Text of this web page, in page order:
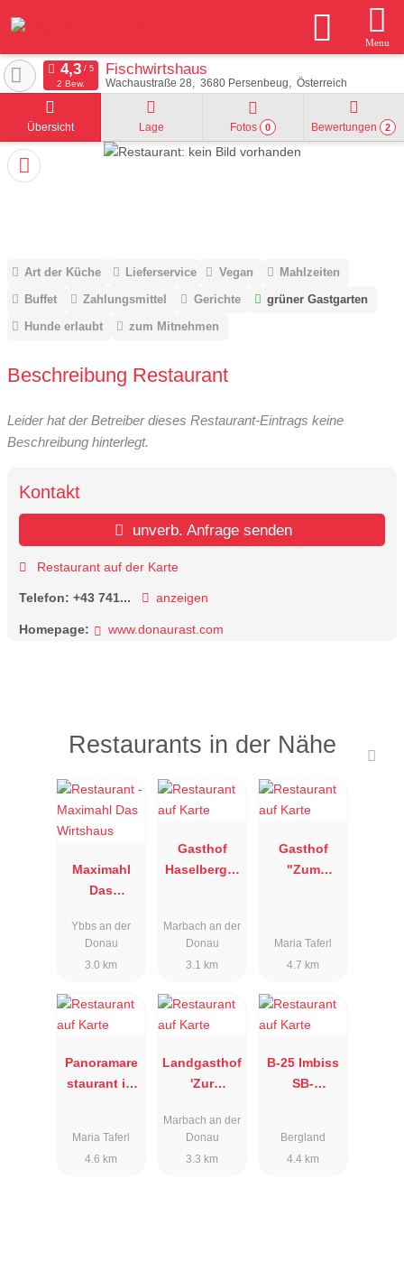
Menu
Fischwirtshaus
Wachaustraße 28 3680 Persenbeug Österreich
2 Bew.
Übersicht Lage Fotos 0 Bewertungen 2
Art der Küche Lieferservice Vegan
Mahlzeiten
Buffet
Zahlungsmittel Gerichte
grüner Gastgarten
Hunde erlaubt
zum Mitnehmen
Beschreibung Restaurant
Leider hat der Betreiber dieses Restaurant-Eintrags keine
Beschreibung hinterlegt.
Kontakt
unverb. Anfrage senden
Restaurant auf der Karte
Telefon: +43 741... anzeigen
Homepage: www.donaurast.com
Restaurants in der Nähe
Maximahl
Das
Ybbs an der
Donau
3.0 km
Gasthof
Haselberger
Marbach an der
Donau
3.1 km
Gasthof
"Zum
Maria Taferl
4.7 km
Panoramare
staurant im
Maria Taferl
4.6 km
Landgasthof
'Zur
Wienerin'
Marbach an der
Donau
3.3 km
B-25 Imbiss
SB-
Bergland
4.4 km